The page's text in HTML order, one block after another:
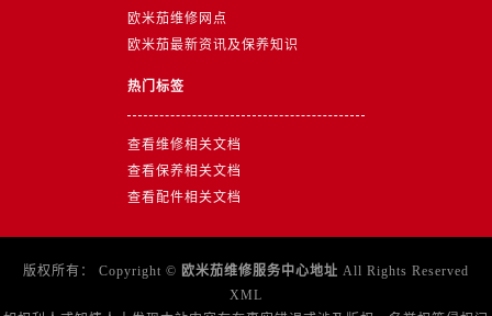
欧米茄维修网点
欧米茄最新资讯及保养知识
热门标签
查看维修相关文档
查看保养相关文档
查看配件相关文档
版权所有： Copyright © 欧米茄维修服务中心地址 All Rights Reserved
XML